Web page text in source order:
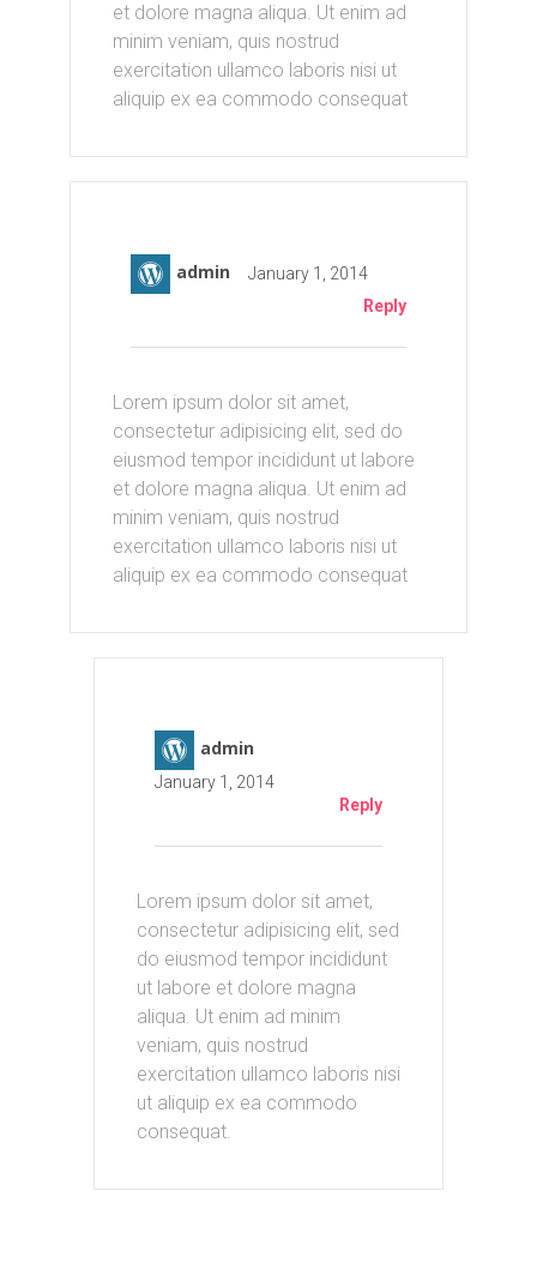
et dolore magna aliqua. Ut enim ad
minim veniam, quis nostrud
exercitation ullamco laboris nisi ut
aliquip ex ea commodo consequat
admin
January 1, 2014
Reply
Lorem ipsum dolor sit amet,
consectetur adipisicing elit, sed do
eiusmod tempor incididunt ut labore
et dolore magna aliqua. Ut enim ad
minim veniam, quis nostrud
exercitation ullamco laboris nisi ut
aliquip ex ea commodo consequat
admin
January 1, 2014
Reply
Lorem ipsum dolor sit amet,
consectetur adipisicing elit, sed
do eiusmod tempor incididunt
ut labore et dolore magna
aliqua. Ut enim ad minim
veniam, quis nostrud
exercitation ullamco laboris nisi
ut aliquip ex ea commodo
consequat.